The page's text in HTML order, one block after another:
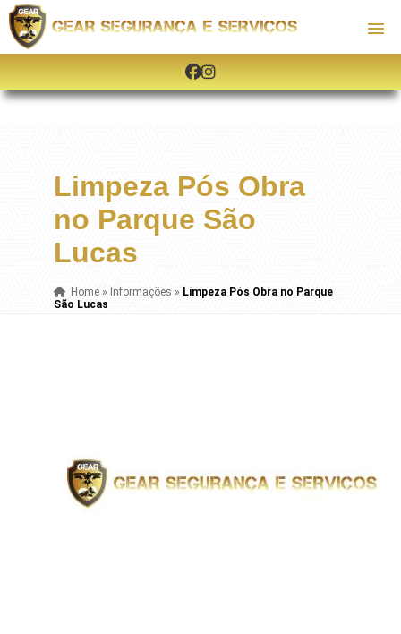
Limpeza Pós Obra
no Parque São
Lucas
Home» Informações » Limpeza Pós Obra no Parque
São Lucas